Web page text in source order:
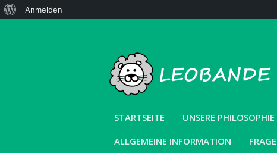
STARTSEITE UNSERE PHILOSOPHIE
ALLGEMEINE INFORMATION
Über
Anmelden